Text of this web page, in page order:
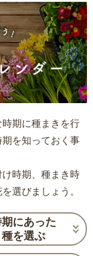
期に種まきを行
を知っておく事
時期、種まき時
選びましょう。
期にあった
種を選ぶ